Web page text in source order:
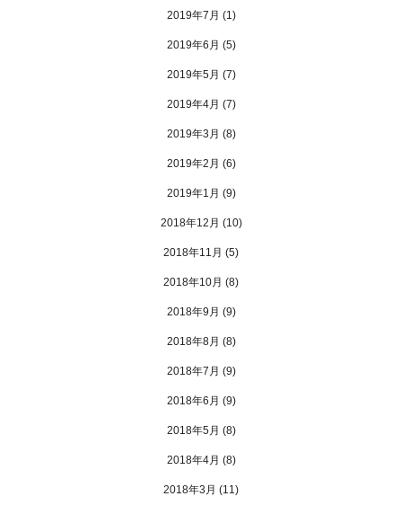
2019年7月 (1)
2019年6月 (5)
2019年5月 (7)
2019年4月 (7)
2019年3月 (8)
2019年2月 (6)
2019年1月 (9)
2018年12月 (10)
2018年11月 (5)
2018年10月 (8)
2018年9月 (9)
2018年8月 (8)
2018年7月 (9)
2018年6月 (9)
2018年5月 (8)
2018年4月 (8)
2018年3月 (11)